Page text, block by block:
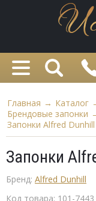
Главная → Каталог
Брендовые запонки
Запонки Alfred
Запонки
Бренд: Alfred Dunhill
Код товара: 101-7443